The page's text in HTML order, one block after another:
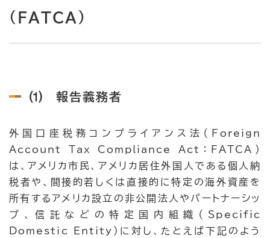
（FATCA）
⑴ 報告義務者
外国口座税務コンプライアンス法（Foreign
Account Tax Compliance Act：FATCA）
は、アメリカ市民、アメリカ居住外国人である個人納
税者や、間接的若しくは直接的に特定の海外資産を
所有するアメリカ設立の非公開法人やパートナーシッ
プ、信託などの特定国内組織（Specific
Domestic Entity）に対し、たとえば下記のよう